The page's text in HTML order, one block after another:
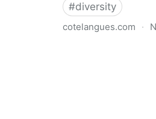
#diversity
cotelangues.com ·